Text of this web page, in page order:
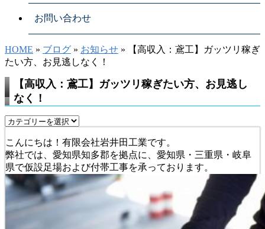
お問い合わせ
HOME » ブログ » お知らせ » 【高収入：鳶工】ガッツリ稼ぎ
たい方、お見逃しなく！
【高収入：鳶工】ガッツリ稼ぎたい方、お見逃し
なく！
こんにちは！有限会社岩井田工業です。
弊社では、愛知県知多郡を拠点に、愛知県・三重県・岐阜
県で仮設足場および付帯工事を承っております。